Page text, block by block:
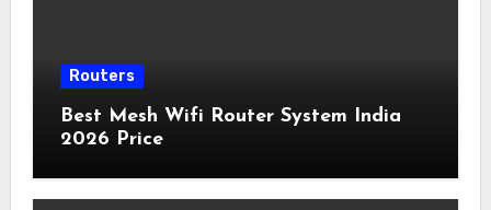
Routers
Best Mesh Wifi Router System India
2026 Price